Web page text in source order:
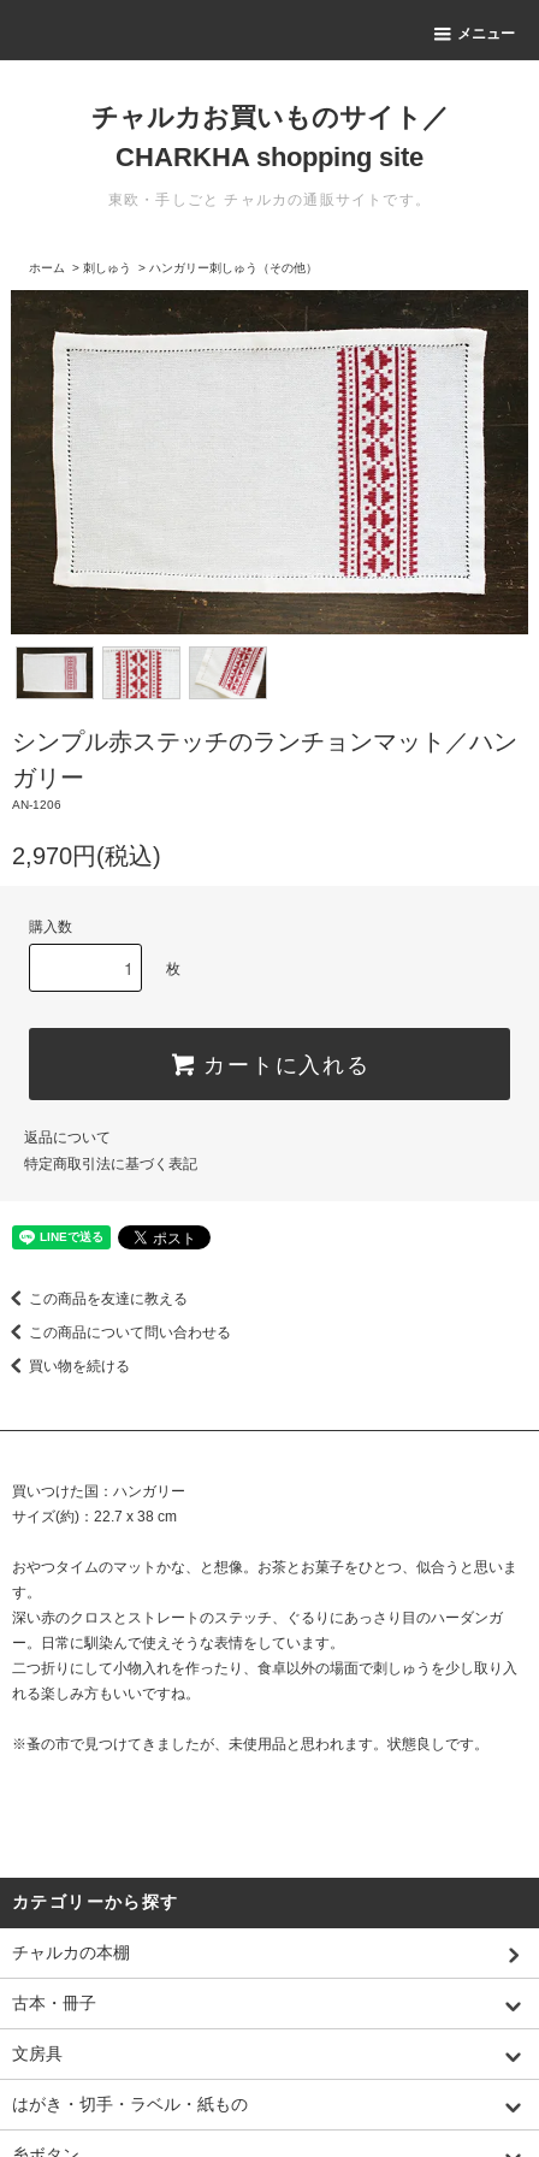
メニュー
チャルカお買いものサイト／
CHARKHA shopping site
東欧・手しごと チャルカの通販サイトです。
ホーム >刺しゅう >ハンガリー刺しゅう（その他）
シンプル赤ステッチのランチョンマット／ハン
ガリー
AN-1206
2,970円(税込)
購入数
枚
カートに入れる
返品について
特定商取引法に基づく表記
この商品を友達に教える
この商品について問い合わせる
買い物を続ける
買いつけた国：ハンガリー
サイズ(約)：22.7 x 38 cm
おやつタイムのマットかな、と想像。お茶とお菓子をひとつ、似合うと思いま
す。
深い赤のクロスとストレートのステッチ、ぐるりにあっさり目のハーダンガ
ー。日常に馴染んで使えそうな表情をしています。
二つ折りにして小物入れを作ったり、食卓以外の場面で刺しゅうを少し取り入
れる楽しみ方もいいですね。
※蚤の市で見つけてきましたが、未使用品と思われます。状態良しです。
カテゴリーから探す
チャルカの本棚
古本・冊子
文房具
はがき・切手・ラベル・紙もの